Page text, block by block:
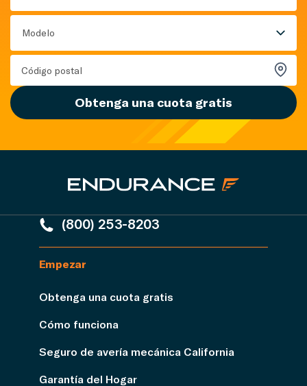
Modelo
Obtenga una cuota gratis
(800) 253-8203
Empezar
Obtenga una cuota gratis
Cómo funciona
Seguro de avería mecánica California
Garantía del Hogar